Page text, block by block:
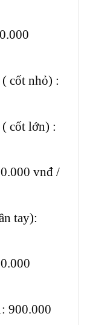
cốt nhỏ) :
cốt lớn) :
vnđ /
tay):
900.000